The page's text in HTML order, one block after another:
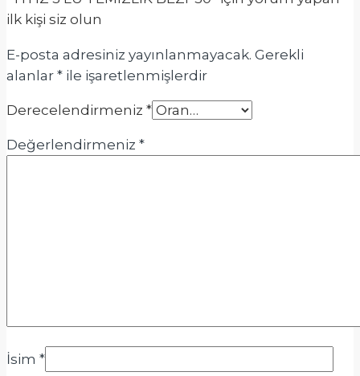
ilk kişi siz olun
E-posta adresiniz yayınlanmayacak. Gerekli
alanlar * ile işaretlenmişlerdir
Derecelendirmeniz *
Değerlendirmeniz *
İsim *